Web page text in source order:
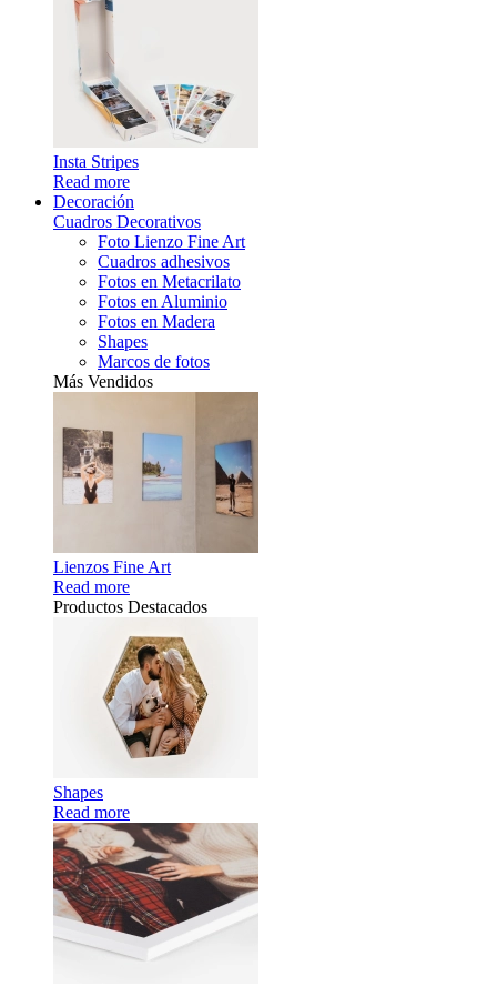
Insta Stripes
Read more
Decoración
Cuadros Decorativos
Foto Lienzo Fine Art
Cuadros adhesivos
Fotos en Metacrilato
Fotos en Aluminio
Fotos en Madera
Shapes
Marcos de fotos
Más Vendidos
Lienzos Fine Art
Read more
Productos Destacados
Shapes
Read more